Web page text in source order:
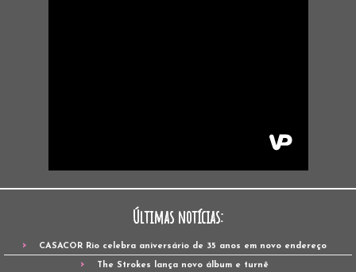
Últimas notícias:
CASACOR Rio celebra aniversário de 35 anos em novo endereço
The Strokes lança novo álbum e turnê